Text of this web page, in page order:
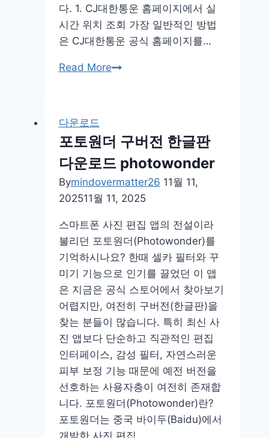
다. 1. CJ대한통운 홈페이지에서 실
시간 위치 조회 가장 일반적인 방법
은 CJ대한통운 공식 홈페이지를…
Read MoreCJ
간
위
치
조
–
CJ
대
한
통
운
배
송
조
회
상
세
홈
다운로드
포토원더 구버전 한글판
다운로드 photowonder
Bymindovermatter26 11월 11,
202511월 11, 2025
스마트폰 사진 편집 앱의 전설이라
불리던 포토원더(Photowonder)를
기억하시나요? 한때 셀카 필터와 꾸
미기 기능으로 인기를 끌었던 이 앱
은 지금은 공식 스토어에서 찾아보기
어렵지만, 여전히 구버전(한글판)을
찾는 분들이 많습니다. 특히 최신 사
진 앱보다 단순하고 직관적인 편집
인터페이스, 감성 필터, 자연스러운
피부 보정 기능 때문에 예전 버전을
선호하는 사용자층이 여전히 존재합
니다. 포토원더(Photowonder)란?
포토원더는 중국 바이두(Baidu)에서